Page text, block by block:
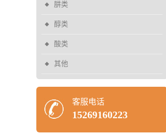
肼类
醇类
酸类
其他
客服电话
15269160223